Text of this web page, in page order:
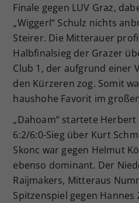
Finale gegen LUV Graz,
„Wiggerl“ Schulz nichts
Steirer. Die Mitterauer
Halbfinalsieg der Grazer
Club 1, der aufgrund einer
den Kürzeren zog. Somit
haushohe Favorit im
„Dahoam“ startete
6:2/6:0-Sieg über Kurt
Skonc war gegen Helmut
ebenso dominant. Der
Raijmakers, Mitteraus
Spitzenspiel gegen Hannes